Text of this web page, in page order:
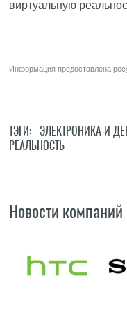
виртуальную
Информация предоставлена
ТЭГИ: ЭЛЕКТРОНИКА И
РЕАЛЬНОСТЬ
Новости